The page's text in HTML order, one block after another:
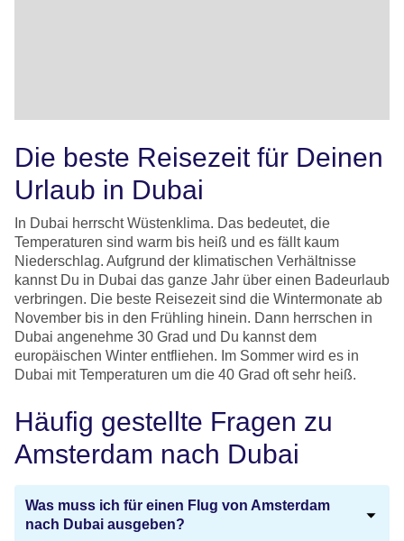
Die beste Reisezeit für Deinen
Urlaub in Dubai
In Dubai herrscht Wüstenklima. Das bedeutet, die
Temperaturen sind warm bis heiß und es fällt kaum
Niederschlag. Aufgrund der klimatischen Verhältnisse
kannst Du in Dubai das ganze Jahr über einen Badeurlaub
verbringen. Die beste Reisezeit sind die Wintermonate ab
November bis in den Frühling hinein. Dann herrschen in
Dubai angenehme 30 Grad und Du kannst dem
europäischen Winter entfliehen. Im Sommer wird es in
Dubai mit Temperaturen um die 40 Grad oft sehr heiß.
Häufig gestellte Fragen zu
Amsterdam nach Dubai
Was muss ich für einen Flug von Amsterdam
nach Dubai ausgeben?